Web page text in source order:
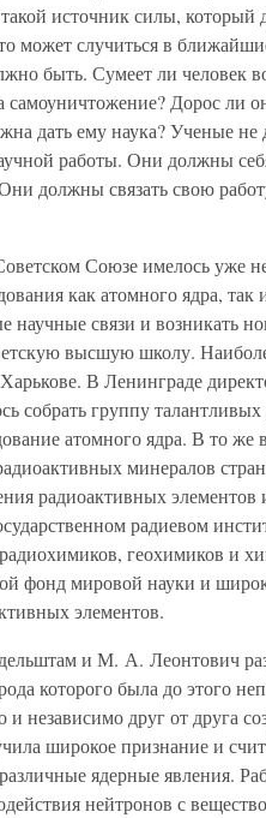
источник силы, который
может случиться в
быть. Сумеет ли человек
самоуничтожение? Дорос ли
дать ему наука? Ученые не
работы. Они должны
должны связать свою
Союзе имелось уже
как атомного ядра, так
научные связи и возникать
высшую школу.
В Ленинграде
собрать группу
атомного ядра. В то же
минералов
радиоактивных
радиевом
геохимиков и
фонд мировой науки и
элементов.
и М. А. Леонтович
которого была до этого
независимо друг от друга
широкое признание и
ядерные явления.
нейтронов с